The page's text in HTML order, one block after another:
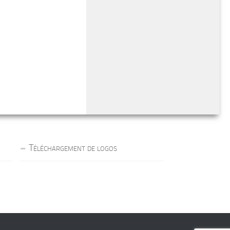
Téléchargement de logos